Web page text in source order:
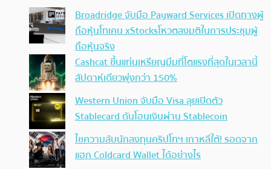
Broadridge จับมือ Payward Services เปิดทางผู้
ถือหุ้นโทเคน xStocksโหวตลงมติในการประชุมผู้
ถือหุ้นจริง
Cashcat ขึ้นแท่นเหรียญมีมที่โตแรงที่สุดในเวลานี้
สัปดาห์เดียวพุ่งกว่า 150%
Western Union จับมือ Visa ลุยเปิดตัว
Stablecard ดันโอนเงินผ่าน Stablecoin
ไขความลับนักลงทุนคริปโทฯ เกาหลีใต้! รอดจาก
แฮก Coldcard Wallet ได้อย่างไร